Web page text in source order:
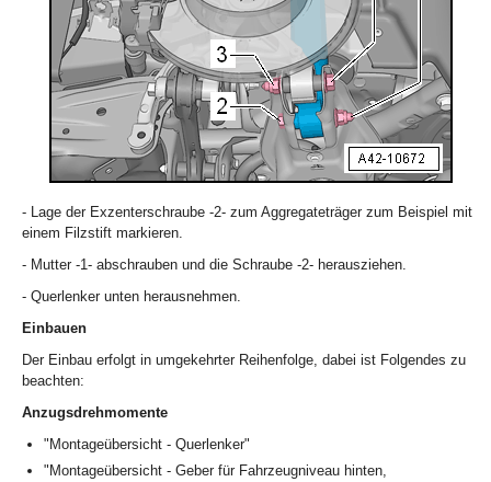
- Lage der Exzenterschraube -2- zum Aggregateträger zum Beispiel mit
einem Filzstift markieren.
- Mutter -1- abschrauben und die Schraube -2- herausziehen.
- Querlenker unten herausnehmen.
Einbauen
Der Einbau erfolgt in umgekehrter Reihenfolge, dabei ist Folgendes zu
beachten:
Anzugsdrehmomente
"Montageübersicht - Querlenker"
"Montageübersicht - Geber für Fahrzeugniveau hinten,